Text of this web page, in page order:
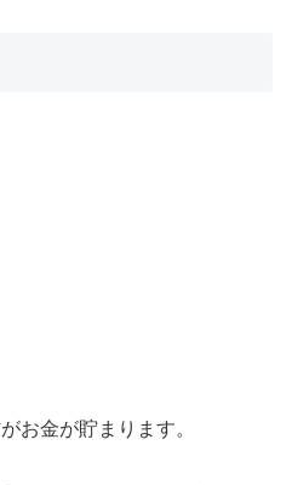
お金が貯まります。